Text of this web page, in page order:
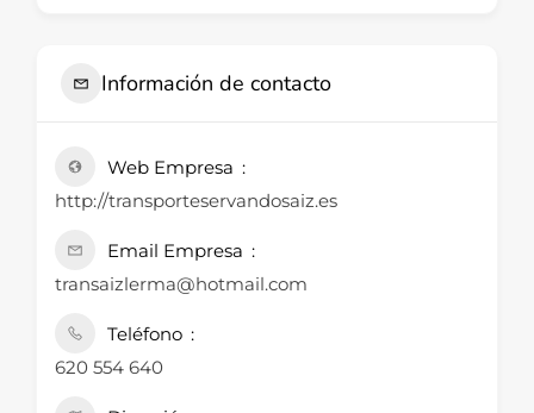
Información de contacto
Web Empresa
http://transporteservandosaiz.es
Email Empresa
transaizlerma@hotmail.com
Teléfono
620 554 640